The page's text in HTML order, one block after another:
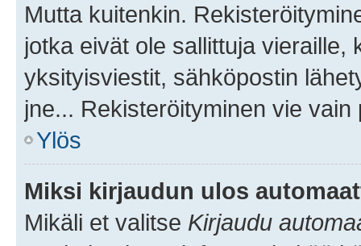
Mutta kuitenkin.
jotka eivät ole sallittuja vieraille,
yksityisviestit, sähköpostin
jne... Rekisteröityminen vie
Ylös
Miksi kirjaudun ulos
Mikäli et valitse Kirjaudu